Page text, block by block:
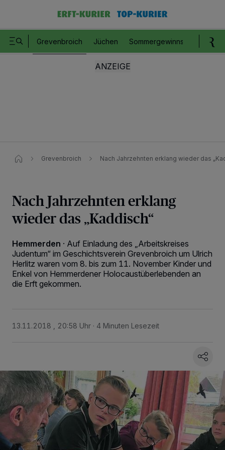
Grevenbroich Jüchen Sommergewinnspiel
Grevenbroich Nach Jahrzehnten erklang wieder das
Nach Jahrzehnten erklang
wieder das „Kaddisch“
Hemmerden · Auf Einladung des „Arbeitskreises
Judentum“ im Geschichtsverein Grevenbroich um Ulrich
Herlitz waren vom 8. bis zum 11. November Kinder und
Enkel von Hemmerdener Holocaustüberlebenden an
die Erft gekommen.
13.11.2018 , 20:58 Uhr 4 Minuten Lesezeit